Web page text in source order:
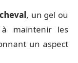
, un gel ou
maintenir les
un aspect